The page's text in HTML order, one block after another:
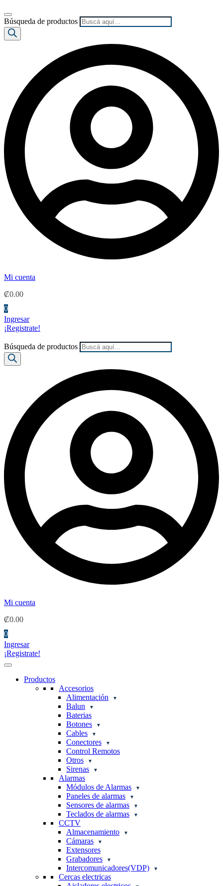
Búsqueda de productos
Mi cuenta
₡0.00
0
Ingresar
¡Registrate!
Búsqueda de productos
Mi cuenta
₡0.00
0
Ingresar
¡Registrate!
Productos
Accesorios
Alimentación
Balun
Baterias
Botones
Cables
Conectores
Control Remotos
Otros
Sirenas
Alarmas
Módulos de Alarmas
Paneles de alarmas
Sensores de alarmas
Teclados de alarmas
CCTV
Almacenamiento
Cámaras
Extensores
Grabadores
Intercomunicadores(VDP)
Cercas electricas